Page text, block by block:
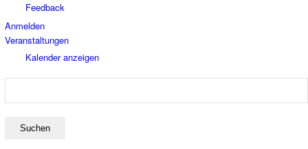
Feedback
Anmelden
Veranstaltungen
Kalender anzeigen
Suchen